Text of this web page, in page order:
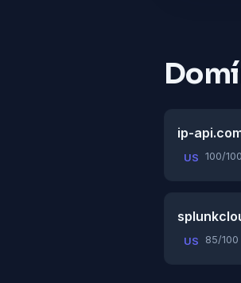
ip-
US 100/100
US 85/100